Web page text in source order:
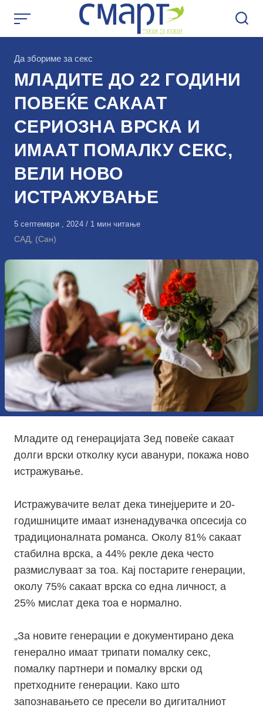
КАтегорија
Да збориме за секс
МЛАДИТЕ ДО 22 ГОДИНИ
ПОВЕЌЕ САКААТ
СЕРИОЗНА ВРСКА И
ИМААТ ПОМАЛКУ СЕКС,
ВЕЛИ НОВО
ИСТРАЖУВАЊЕ
Објавено
на
5 септември , 2024 1 мин читање
САД, (Сан)
Младите од генерацијата Зед повеќе сакаат
долги врски отколку куси аванури, покажа ново
истражување.
Истражувачите велат дека тинејџерите и 20-
годишниците имаат изненадувачка опсесија со
традиционалната романса. Околу 81% сакаат
стабилна врска, а 44% рекле дека често
размислуваат за тоа. Кај постарите генерации,
околу 75% сакаат врска со една личност, а
25% мислат дека тоа е нормално.
„За новите генерации е документирано дека
генерално имаат трипати помалку секс,
помалку партнери и помалку врски од
претходните генерации. Како што
запознавањето се пресели во дигиталниот